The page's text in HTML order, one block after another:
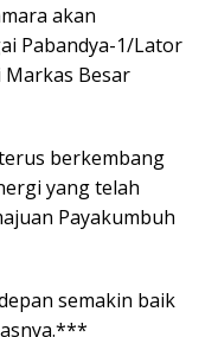
akan
Pabandya-1/Lator
Markas Besar
berkembang
yang telah
Payakumbuh
semakin baik